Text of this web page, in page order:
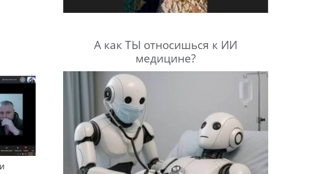
А как ТЫ относишься к ИИ
медицине?